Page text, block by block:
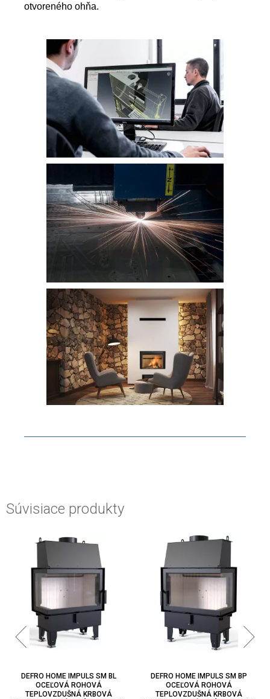
otvoreného ohňa.
Súvisiace produkty
DEFRO HOME IMPULS SM BP
OCEĽOVÁ ROHOVÁ
TEPLOVZDUŠNÁ KRBOVÁ
DEFRO HOME IMPULS ME BP
OCEĽOVÁ ROHOVÁ
TEPLOVZDUŠNÁ KRBOVÁ